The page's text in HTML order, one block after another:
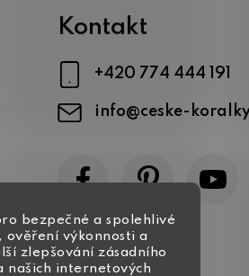
bezpečné a spolehlivé
ověření výkonnosti a
zlepšování zásadního
našich internetových
Kontakt
info@ceske-
+420 774 444 191